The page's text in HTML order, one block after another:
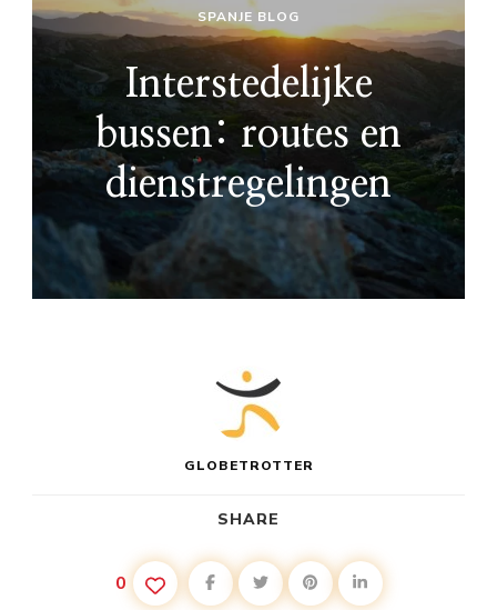
SPANJE BLOG
Interstedelijke
bussen: routes en
dienstregelingen
GLOBETROTTER
SHARE
0